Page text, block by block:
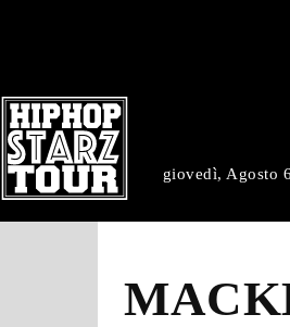
giovedì, Agosto